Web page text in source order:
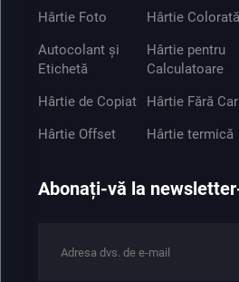
Hârtie Foto
Autocolant și
Etichetă
Hârtie de Copiat
Hârtie Offset
Hârtie Colorată
Hârtie pentru
Calculatoare
Hârtie Fără
Hârtie termică
Abonați-vă la